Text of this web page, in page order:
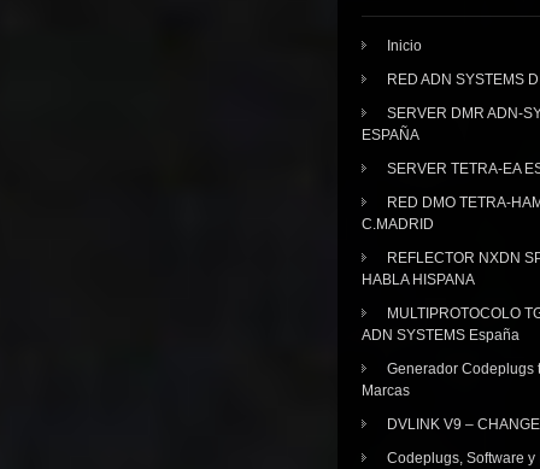
Inicio
RED ADN SYSTEMS
SERVER DMR ADN-
ESPAÑA
SERVER TETRA-EA
RED DMO TETRA-
C.MADRID
REFLECTOR NXDN
HABLA HISPANA
MULTIPROTOCOLO
ADN SYSTEMS España
Generador Codeplugs
Marcas
DVLINK V9 –
Codeplugs, Software y